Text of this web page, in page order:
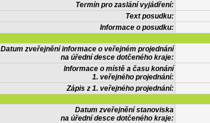
Termín pro zaslání vyjádření:
Text posudku:
Informace o posudku:
Datum zveřejnění informace o veřejném projednání
na úřední desce dotčeného kraje:
Informace o místě a času konání
1. veřejného projednání:
Zápis z 1. veřejného projednání:
Datum zveřejnění stanoviska
na úřední desce dotčeného kraje: